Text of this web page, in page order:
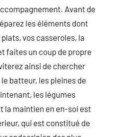
Avant de
les éléments dont
vos casseroles, la
faites un coup de propre
ainsi de chercher
batteur, les pleines de
les légumes
la maintien en en-soi est
qui est constitué de